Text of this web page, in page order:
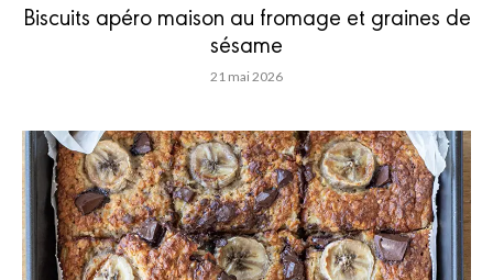
Biscuits apéro maison au fromage et graines de
sésame
21 mai 2026